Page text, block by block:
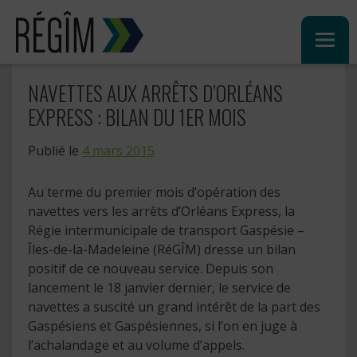
Sauter
contenu
NAVETTES AUX ARRÊTS D’ORLÉANS
EXPRESS : BILAN DU 1ER MOIS
Publié le 4 mars 2015
Au terme du premier mois d’opération des
navettes vers les arrêts d’Orléans Express, la
Régie intermunicipale de transport Gaspésie –
Îles-de-la-Madeleine (RéGÎM) dresse un bilan
positif de ce nouveau service. Depuis son
lancement le 18 janvier dernier, le service de
navettes a suscité un grand intérêt de la part des
Gaspésiens et Gaspésiennes, si l’on en juge à
l’achalandage et au volume d’appels.